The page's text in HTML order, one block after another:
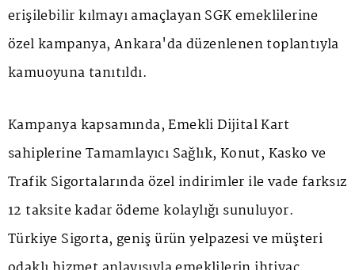
erişilebilir kılmayı amaçlayan SGK emeklilerine
özel kampanya, Ankara'da düzenlenen toplantıyla
kamuoyuna tanıtıldı.
Kampanya kapsamında, Emekli Dijital Kart
sahiplerine Tamamlayıcı Sağlık, Konut, Kasko ve
Trafik Sigortalarında özel indirimler ile vade farksız
12 taksite kadar ödeme kolaylığı sunuluyor.
Türkiye Sigorta, geniş ürün yelpazesi ve müşteri